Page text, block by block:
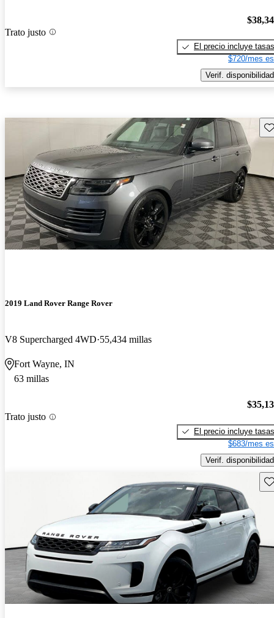
Trato justo
El precio incluye tasas
$720/mes
Verif. disponibilidad
2019 Land Rover Range Rover
V8 Supercharged 4WD 55,434 millas
Fort Wayne, IN
63 millas
Trato justo
El precio incluye tasas
$683/mes
Verif. disponibilidad